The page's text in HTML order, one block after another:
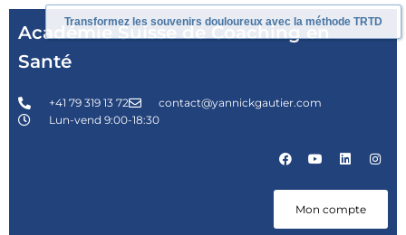
Académie Suisse de Coaching en
Santé
+41 79 319 13 72
contact@yannickgautier.com
Lun-vend 9:00-18:30
Mon compte
Transformez les souvenirs douloureux avec la méthode TRTD